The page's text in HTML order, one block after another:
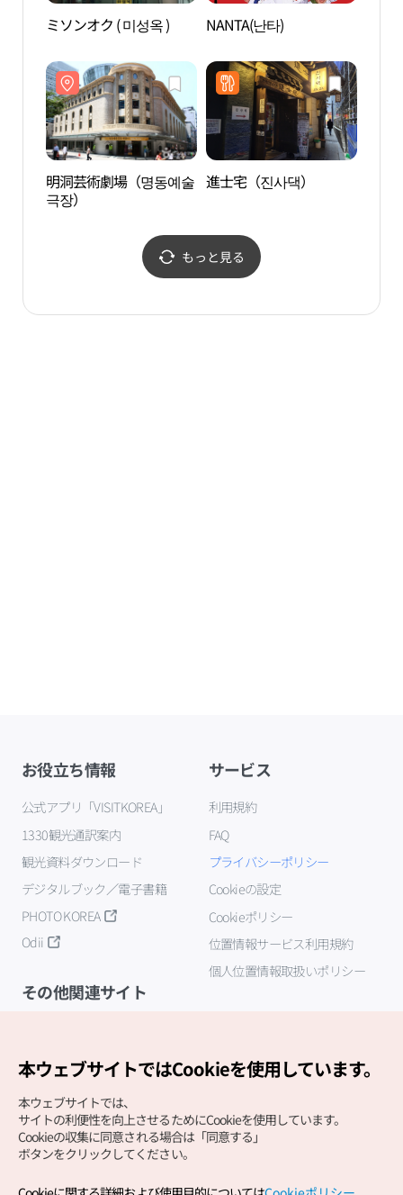
ミソンオク ( 미성옥 ) NANTA(난타)
明洞芸術劇場（명동예술
극장）
進士宅（진사댁）
もっと見る
お役立ち情報
公式アプリ「VISITKOREA」
1330観光通訳案内
観光資料ダウンロード
デジタルブック／電子書籍
PHOTO KOREA
Odii
サービス
利用規約
FAQ
プライバシーポリシー
Cookieの設定
Cookieポリシー
位置情報サービス利用規約
個人位置情報取扱いポリシー
その他関連サイト
本ウェブサイトではCookieを使用しています。
本ウェブサイトでは、
サイトの利便性を向上させるためにCookieを使用しています。
Cookieの収集に同意される場合は「同意する」
ボタンをクリックしてください。